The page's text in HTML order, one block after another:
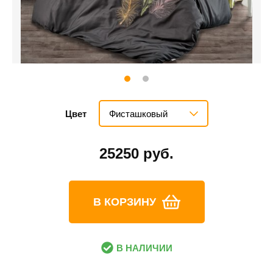
Цвет Фисташковый
25250 руб.
В КОРЗИНУ
В НАЛИЧИИ